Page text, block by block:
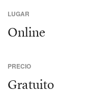
LUGAR
Online
PRECIO
Gratuito